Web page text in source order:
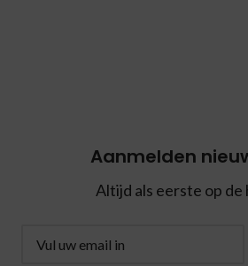
Aanmelden
Altijd als eerste op